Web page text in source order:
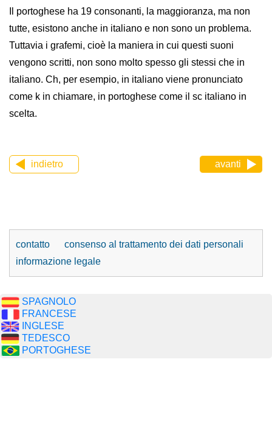
Il portoghese ha 19 consonanti, la maggioranza, ma non
tutte, esistono anche in italiano e non sono un problema.
Tuttavia i grafemi, cioè la maniera in cui questi suoni
vengono scritti, non sono molto spesso gli stessi che in
italiano. Ch, per esempio, in italiano viene pronunciato
come k in chiamare, in portoghese come il sc italiano in
scelta.
indietro avanti
contatto
consenso al trattamento dei dati personali
informazione legale
SPAGNOLO
FRANCESE
INGLESE
TEDESCO
PORTOGHESE